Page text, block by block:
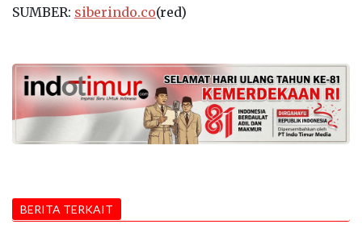
SUMBER: siberindo.co(red)
BERITA TERKAIT